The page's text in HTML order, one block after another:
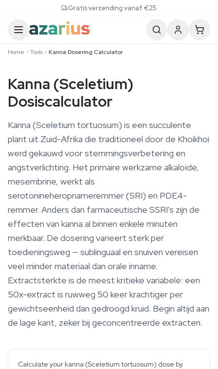
Gratis verzending vanaf €25
Home Tools Kanna Dosering Calculator
Kanna (Sceletium)
Dosiscalculator
Kanna (Sceletium tortuosum) is een succulente
plant uit Zuid-Afrika die traditioneel door de Khoikhoi
werd gekauwd voor stemmingsverbetering en
angstverlichting. Het primaire werkzame alkaloïde,
mesembrine, werkt als
serotonineheropnameremmer (SRI) en PDE4-
remmer. Anders dan farmaceutische SSRI's zijn de
effecten van kanna al binnen enkele minuten
merkbaar. De dosering varieert sterk per
toedieningsweg — sublinguaal en snuiven vereisen
veel minder materiaal dan orale inname.
Extractsterkte is de meest kritieke variabele: een
50x-extract is ruwweg 50 keer krachtiger per
gewichtseenheid dan gedroogd kruid. Begin altijd aan
de lage kant, zeker bij geconcentreerde extracten.
Calculate your kanna (Sceletium tortuosum) dose by